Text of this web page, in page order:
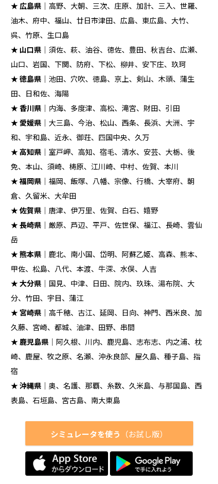
★ 広島県 ｜高野、大朝、三次、庄原、加計、三入、世羅、
油木、府中、福山、廿日市津田、広島、東広島、大竹、
呉、竹原、生口島
★ 山口県 ｜須佐、萩、油谷、徳佐、豊田、秋吉台、広瀬、
山口、岩国、下関、防府、下松、柳井、安下庄、玖珂
★徳島県 ｜池田、穴吹、徳島、京上、剣山、木頭、蒲生
田、日和佐、海陽
★ 香川県 ｜内海、多度津、高松、滝宮、財田、引田
★ 愛媛県 ｜大三島、今治、松山、西条、長浜、大洲、宇
和、宇和島、近永、御荘、四国中央、久万
★ 高知県 ｜室戸岬、高知、宿毛、清水、安芸、大栃、後
免、本山、須崎、梼原、江川崎、中村、佐賀、本川
★福岡県 ｜福岡、飯塚、八幡、宗像、行橋、大宰府、朝
倉、久留米、大牟田
★佐賀県 ｜唐津、伊万里、佐賀、白石、嬉野
★長崎県 ｜厳原、芦辺、平戸、佐世保、福江、長崎、雲仙
岳
★熊本県 ｜鹿北、南小国、岱明、阿蘇乙姫、高森、熊本、
甲佐、松島、八代、本渡、牛深、水俣、人吉
★大分県 ｜国見、中津、日田、院内、玖珠、湯布院、大
分、竹田、宇目、蒲江
★ 宮崎県 ｜高千穂、古江、延岡、日向、神門、西米良、加
久藤、宮崎、都城、油津、田野、串間
★鹿児島県 ｜阿久根、川内、鹿児島、志布志、内之浦、枕
崎、鹿屋、牧之原、名瀬、沖永良部、屋久島、種子島、指
宿
★沖縄県 ｜奥、名護、那覇、糸数、久米島、与那国島、西
表島、石垣島、宮古島、南大東島
シミュレータを使う （お試し版）